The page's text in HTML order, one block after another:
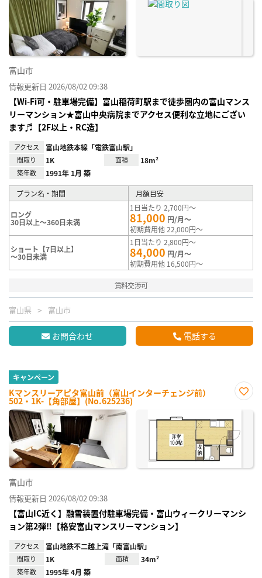
富山市
情報更新日 2026/08/02 09:38
【Wi-Fi可・駐車場完備】富山稲荷町駅まで徒歩圏内の富山マンス
リーマンション★富山中央病院までアクセス便利な立地にござい
ます♬【2F以上・RC造】
アクセス 富山地鉄本線「電鉄富山駅」
間取り 1K 面積 18m²
築年数 1991年 1月 築
プラン名・期間 月額目安
ロング
30日以上～360日未満
1日当たり 2,700円～
81,000 円/月～
初期費用他 22,000円～
ショート【7日以上】
～30日未満
1日当たり 2,800円～
84,000 円/月～
初期費用他 16,500円～
賃料交渉可
富山県 富山市
お問合わせ 電話する
キャンペーン
Kマンスリーアピタ富山前（富山インターチェンジ前）
502・1K-【角部屋】(No.625236)
に入
録
富山市
情報更新日 2026/08/02 09:38
【富山IC近く】融雪装置付駐車場完備・富山ウィークリーマンシ
ョン第2弾‼【格安富山マンスリーマンション】
アクセス 富山地鉄不二越上滝「南富山駅」
間取り 1K 面積 34m²
築年数 1995年 4月 築